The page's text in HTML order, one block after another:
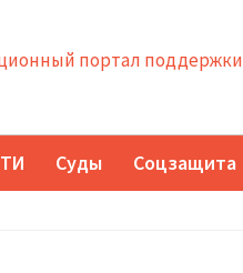
портал поддержки
Суды Соцзащита